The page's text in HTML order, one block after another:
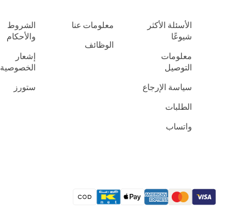
الأسئلة الأكثر
شيوعًا
معلومات
التوصيل
سياسة الإرجاع
الطلبات
واتساب
معلومات عنا
الوظائف
الشروط
والأحكام
إشعار
الخصوصية
ستورز